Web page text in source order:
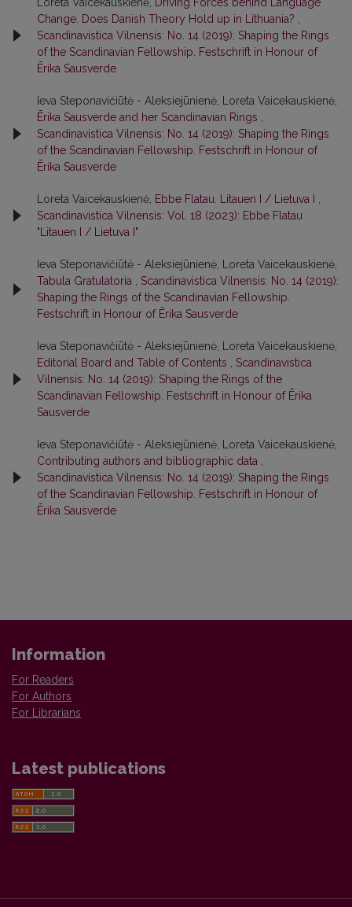
Change. Does Danish Theory Hold up in Lithuania?
Scandinavistica Vilnensis: No. 14 (2019): Shaping the Rings
of the Scandinavian Fellowship. Festschrift in Honour of
Ērika Sausverde
Ieva Steponavičiūtė - Aleksiejūnienė, Loreta Vaicekauskienė,
Ērika Sausverde and her Scandinavian Rings
Scandinavistica Vilnensis: No. 14 (2019): Shaping the Rings
of the Scandinavian Fellowship. Festschrift in Honour of
Ērika Sausverde
Loreta Vaicekauskienė, Ebbe Flatau. Litauen I / Lietuva I
Scandinavistica Vilnensis: Vol. 18 (2023): Ebbe Flatau
"Litauen I / Lietuva I"
Ieva Steponavičiūtė - Aleksiejūnienė, Loreta Vaicekauskienė,
Tabula Gratulatoria
Scandinavistica Vilnensis: No. 14 (2019):
Shaping the Rings of the Scandinavian Fellowship.
Festschrift in Honour of Ērika Sausverde
Ieva Steponavičiūtė - Aleksiejūnienė, Loreta Vaicekauskienė,
Editorial Board and Table of Contents
Scandinavistica
Vilnensis: No. 14 (2019): Shaping the Rings of the
Scandinavian Fellowship. Festschrift in Honour of Ērika
Sausverde
Ieva Steponavičiūtė - Aleksiejūnienė, Loreta Vaicekauskienė,
Contributing authors and bibliographic data
Scandinavistica Vilnensis: No. 14 (2019): Shaping the Rings
of the Scandinavian Fellowship. Festschrift in Honour of
Ērika Sausverde
Information
For Readers
For Authors
For Librarians
Latest publications